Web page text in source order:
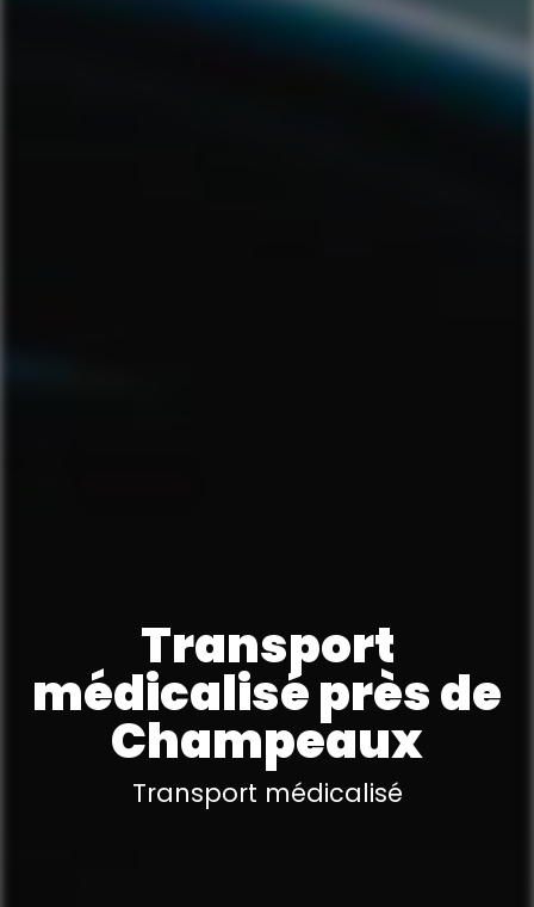
Transport
médicalisé près de
Champeaux
Transport médicalisé